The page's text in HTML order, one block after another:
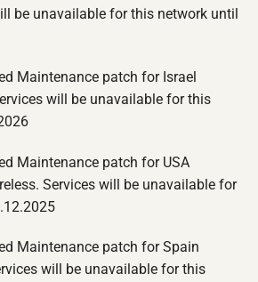
be unavailable for this network until
Maintenance patch for Israel
will be unavailable for this
Maintenance patch for USA
Services will be unavailable for
Maintenance patch for Spain
will be unavailable for this